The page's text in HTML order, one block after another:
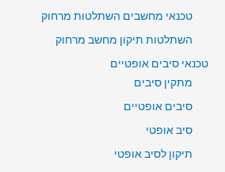
טכנאי מחשבים השתלטות מרחוק
השתלטות תיקון מחשב מרחוק
טכנאי סיבים אופטיים
מתקין סיבים
סיבים אופטיים
סיב אופטי
תיקון לסיב אופטי